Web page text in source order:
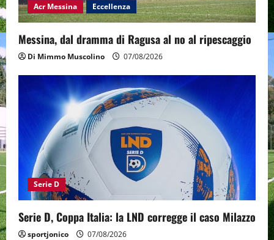
Acr Messina Eccellenza
Messina, dal dramma di Ragusa al no al ripescaggio
Di Mimmo Muscolino 07/08/2026
Serie D
Serie D, Coppa Italia: la LND corregge il caso Milazzo
sportjonico 07/08/2026